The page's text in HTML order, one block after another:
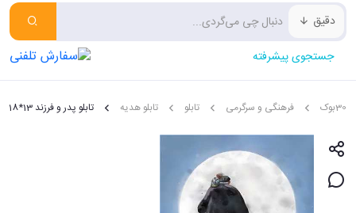
دقیق
جستجوی پیشرفته
30بوک فرهنگی و سرگرمی تابلو تابلو هدیه تابلو پدر و فرزند 13*18 سانتی متر